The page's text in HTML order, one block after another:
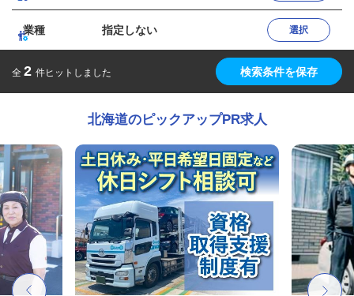
業種 指定しない 選択
全 2 件ヒットしました 検索条件を保存
北海道のピックアップPR求人